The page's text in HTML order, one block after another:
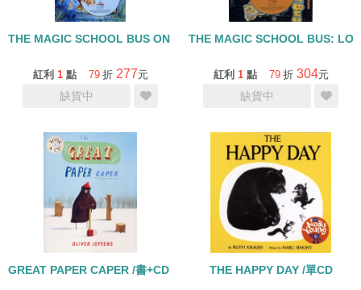
THE MAGIC SCHOOL BUS ON THE OCEAN FLOOR /書+CD
紅利 1 點 79 折 277元
缺貨中
THE MAGIC SCHOOL BUS:
紅利 1 點 79 折 304元
缺貨中
GREAT PAPER CAPER /書+CD (森林大奇案)THE HAPPY DAY /單CD